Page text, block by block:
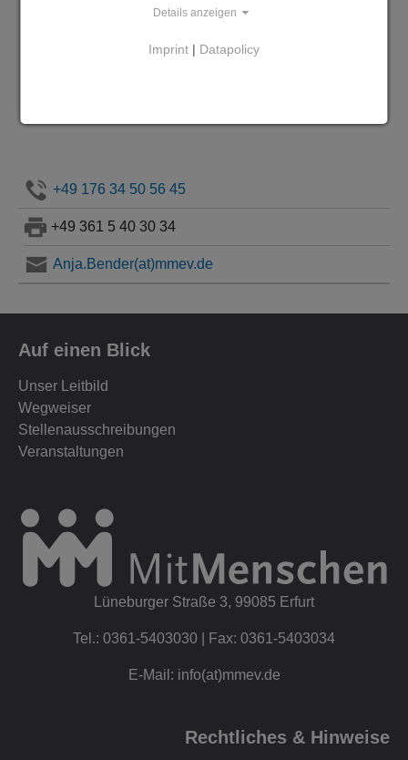
+49 176 34 50 56 45
+49 361 5 40 30 34
Anja.Bender(at)mmev.de
Auf einen Blick
Unser Leitbild
Wegweiser
Stellenausschreibungen
Veranstaltungen
Lüneburger Straße 3, 99085 Erfurt
Tel.: 0361-5403030 | Fax: 0361-5403034
E-Mail: info(at)mmev.de
Rechtliches & Hinweise
Details anzeigen
Imprint | Datapolicy